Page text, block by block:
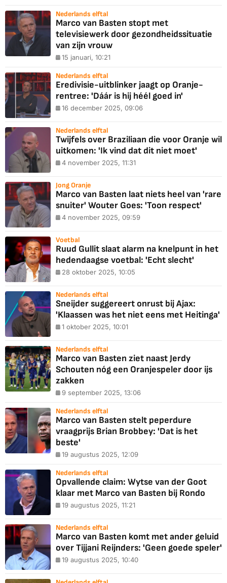
Nederlands elftal
Marco van Basten stopt met
televisiewerk door gezondheidssituatie
van zijn vrouw
15 januari, 10:21
Nederlands elftal
Eredivisie-uitblinker jaagt op Oranje-
rentree: 'Dáár is hij héél goed in'
16 december 2025, 09:06
Nederlands elftal
Twijfels over Braziliaan die voor Oranje wil
uitkomen: 'Ik vind dat dit niet moet'
4 november 2025, 11:31
Jong Oranje
Marco van Basten laat niets heel van 'rare
snuiter' Wouter Goes: 'Toon respect'
4 november 2025, 09:59
Voetbal
Ruud Gullit slaat alarm na knelpunt in het
hedendaagse voetbal: 'Echt slecht'
28 oktober 2025, 10:05
Nederlands elftal
Sneijder suggereert onrust bij Ajax:
'Klaassen was het niet eens met Heitinga'
1 oktober 2025, 10:01
Nederlands elftal
Marco van Basten ziet naast Jerdy
Schouten nóg een Oranjespeler door ijs
zakken
9 september 2025, 13:06
Nederlands elftal
Marco van Basten stelt peperdure
vraagprijs Brian Brobbey: 'Dat is het
beste'
19 augustus 2025, 12:09
Nederlands elftal
Opvallende claim: Wytse van der Goot
klaar met Marco van Basten bij Rondo
19 augustus 2025, 11:21
Nederlands elftal
Marco van Basten komt met ander geluid
over Tijjani Reijnders: 'Geen goede speler'
19 augustus 2025, 10:40